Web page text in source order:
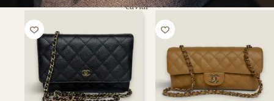
PURSE CURSE
Tovert een lach op het gezicht van
iedere tassen liefhebber
caviar